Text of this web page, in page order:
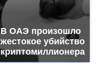
В ОАЭ произошло
жестокое убийство
криптомиллионера